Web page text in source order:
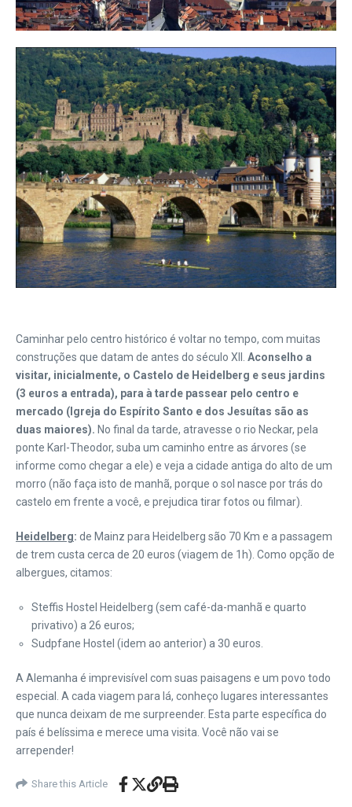
Caminhar pelo centro histórico é voltar no tempo, com muitas
construções que datam de antes do século XII. Aconselho a
visitar, inicialmente, o Castelo de Heidelberg e seus jardins
(3 euros a entrada), para à tarde passear pelo centro e
mercado (Igreja do Espírito Santo e dos Jesuítas são as
duas maiores). No final da tarde, atravesse o rio Neckar, pela
ponte Karl-Theodor, suba um caminho entre as árvores (se
informe como chegar a ele) e veja a cidade antiga do alto de um
morro (não faça isto de manhã, porque o sol nasce por trás do
castelo em frente a você, e prejudica tirar fotos ou filmar).
Heidelberg: de Mainz para Heidelberg são 70 Km e a passagem
de trem custa cerca de 20 euros (viagem de 1h). Como opção de
albergues, citamos:
Steffis Hostel Heidelberg (sem café-da-manhã e quarto
privativo) a 26 euros;
Sudpfane Hostel (idem ao anterior) a 30 euros.
A Alemanha é imprevisível com suas paisagens e um povo todo
especial. A cada viagem para lá, conheço lugares interessantes
que nunca deixam de me surpreender. Esta parte específica do
país é belíssima e merece uma visita. Você não vai se
arrepender!
Share this Article